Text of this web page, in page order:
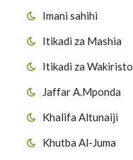
Imani sahihi
Itikadi za Mashia
Itikadi za Wakiristo
Jaffar A.Mponda
Khalifa Altunaiji
Khutba Al-Juma